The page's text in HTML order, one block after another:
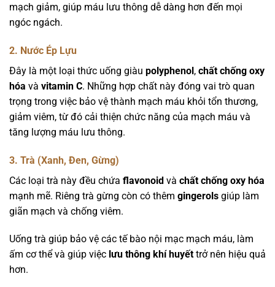
mạch giảm, giúp máu lưu thông dễ dàng hơn đến mọi
ngóc ngách.
2. Nước Ép Lựu
Đây là một loại thức uống giàu polyphenol, chất chống oxy
hóa và vitamin C. Những hợp chất này đóng vai trò quan
trọng trong việc bảo vệ thành mạch máu khỏi tổn thương,
giảm viêm, từ đó cải thiện chức năng của mạch máu và
tăng lượng máu lưu thông.
3. Trà (Xanh, Đen, Gừng)
Các loại trà này đều chứa flavonoid và chất chống oxy hóa
mạnh mẽ. Riêng trà gừng còn có thêm gingerols giúp làm
giãn mạch và chống viêm.
Uống trà giúp bảo vệ các tế bào nội mạc mạch máu, làm
ấm cơ thể và giúp việc lưu thông khí huyết trở nên hiệu quả
hơn.